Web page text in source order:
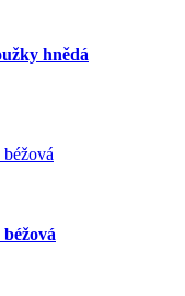
hnědá